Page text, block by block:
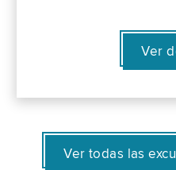
Ver
Ver todas las